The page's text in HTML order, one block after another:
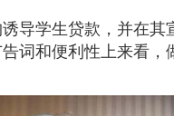
导学生贷款，并在
词和便利性上来看